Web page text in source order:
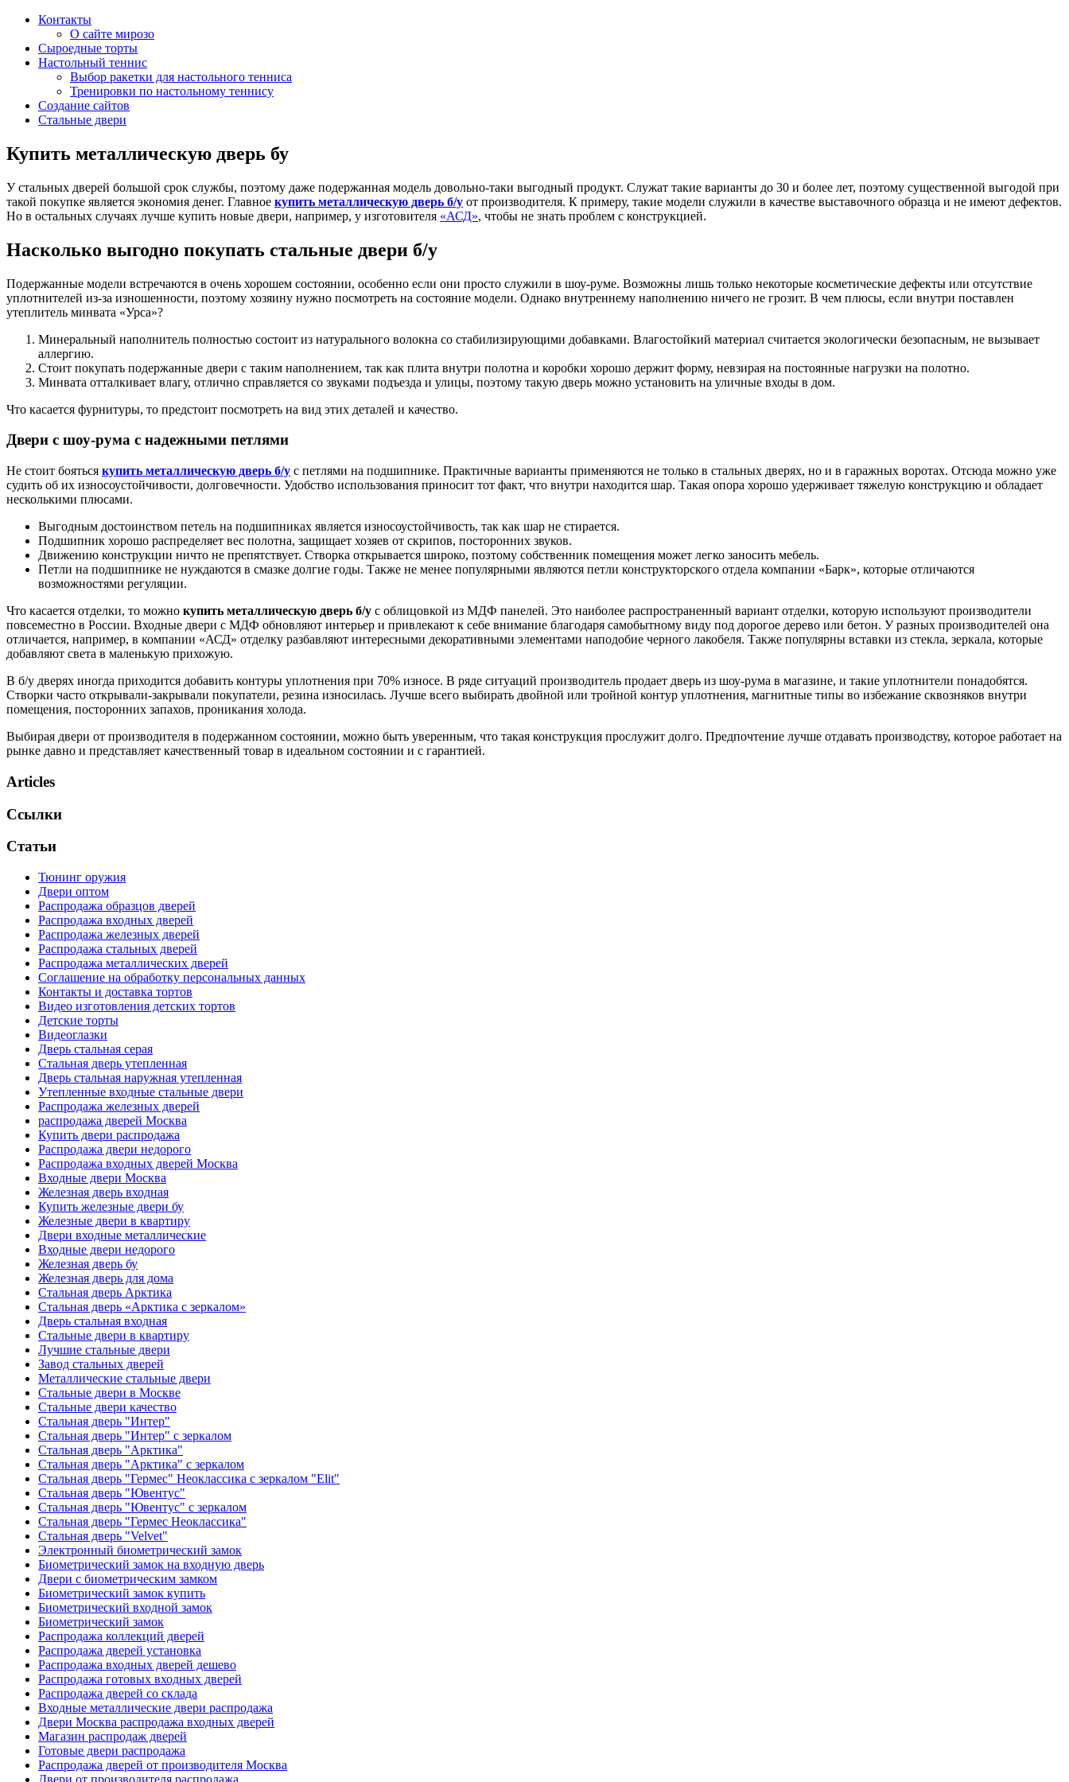
Контакты
О сайте мирозо
Сыроедные торты
Настольный теннис
Выбор ракетки для настольного тенниса
Тренировки по настольному теннису
Создание сайтов
Стальные двери
Купить металлическую дверь бу
У стальных дверей большой срок службы, поэтому даже подержанная модель довольно-таки выгодный продукт. Служат такие варианты до 30 и более лет, поэтому существенной выгодой при
такой покупке является экономия денег. Главное купить металлическую дверь б/у от производителя. К примеру, такие модели служили в качестве выставочного образца и не имеют дефектов.
Но в остальных случаях лучше купить новые двери, например, у изготовителя «АСД», чтобы не знать проблем с конструкцией.
Насколько выгодно покупать стальные двери б/у
Подержанные модели встречаются в очень хорошем состоянии, особенно если они просто служили в шоу-руме. Возможны лишь только некоторые косметические дефекты или отсутствие
уплотнителей из-за изношенности, поэтому хозяину нужно посмотреть на состояние модели. Однако внутреннему наполнению ничего не грозит. В чем плюсы, если внутри поставлен
утеплитель минвата «Урса»?
Минеральный наполнитель полностью состоит из натурального волокна со стабилизирующими добавками. Влагостойкий материал считается экологически безопасным, не вызывает
аллергию.
Стоит покупать подержанные двери с таким наполнением, так как плита внутри полотна и коробки хорошо держит форму, невзирая на постоянные нагрузки на полотно.
Минвата отталкивает влагу, отлично справляется со звуками подъезда и улицы, поэтому такую дверь можно установить на уличные входы в дом.
Что касается фурнитуры, то предстоит посмотреть на вид этих деталей и качество.
Двери с шоу-рума с надежными петлями
Не стоит бояться купить металлическую дверь б/у с петлями на подшипнике. Практичные варианты применяются не только в стальных дверях, но и в гаражных воротах. Отсюда можно уже
судить об их износоустойчивости, долговечности. Удобство использования приносит тот факт, что внутри находится шар. Такая опора хорошо удерживает тяжелую конструкцию и обладает
несколькими плюсами.
Выгодным достоинством петель на подшипниках является износоустойчивость, так как шар не стирается.
Подшипник хорошо распределяет вес полотна, защищает хозяев от скрипов, посторонних звуков.
Движению конструкции ничто не препятствует. Створка открывается широко, поэтому собственник помещения может легко заносить мебель.
Петли на подшипнике не нуждаются в смазке долгие годы. Также не менее популярными являются петли конструкторского отдела компании «Барк», которые отличаются
возможностями регуляции.
Что касается отделки, то можно купить металлическую дверь б/у с облицовкой из МДФ панелей. Это наиболее распространенный вариант отделки, которую используют производители
повсеместно в России. Входные двери с МДФ обновляют интерьер и привлекают к себе внимание благодаря самобытному виду под дорогое дерево или бетон. У разных производителей она
отличается, например, в компании «АСД» отделку разбавляют интересными декоративными элементами наподобие черного лакобеля. Также популярны вставки из стекла, зеркала, которые
добавляют света в маленькую прихожую.
В б/у дверях иногда приходится добавить контуры уплотнения при 70% износе. В ряде ситуаций производитель продает дверь из шоу-рума в магазине, и такие уплотнители понадобятся.
Створки часто открывали-закрывали покупатели, резина износилась. Лучше всего выбирать двойной или тройной контур уплотнения, магнитные типы во избежание сквозняков внутри
помещения, посторонних запахов, проникания холода.
Выбирая двери от производителя в подержанном состоянии, можно быть уверенным, что такая конструкция прослужит долго. Предпочтение лучше отдавать производству, которое работает на
рынке давно и представляет качественный товар в идеальном состоянии и с гарантией.
Articles
Ссылки
Статьи
Тюнинг оружия
Двери оптом
Распродажа образцов дверей
Распродажа входных дверей
Распродажа железных дверей
Распродажа стальных дверей
Распродажа металлических дверей
Соглашение на обработку персональных данных
Контакты и доставка тортов
Видео изготовления детских тортов
Детские торты
Видеоглазки
Дверь стальная серая
Стальная дверь утепленная
Дверь стальная наружная утепленная
Утепленные входные стальные двери
Распродажа железных дверей
распродажа дверей Москва
Купить двери распродажа
Распродажа двери недорого
Распродажа входных дверей Москва
Входные двери Москва
Железная дверь входная
Купить железные двери бу
Железные двери в квартиру
Двери входные металлические
Входные двери недорого
Железная дверь бу
Железная дверь для дома
Стальная дверь Арктика
Стальная дверь «Арктика с зеркалом»
Дверь стальная входная
Стальные двери в квартиру
Лучшие стальные двери
Завод стальных дверей
Металлические стальные двери
Стальные двери в Москве
Стальные двери качество
Стальная дверь "Интер"
Стальная дверь "Интер" с зеркалом
Стальная дверь "Арктика"
Стальная дверь "Арктика" с зеркалом
Стальная дверь "Гермес" Неоклассика с зеркалом "Elit"
Стальная дверь "Ювентус"
Стальная дверь "Ювентус" с зеркалом
Стальная дверь "Гермес Неоклассика"
Стальная дверь "Velvet"
Электронный биометрический замок
Биометрический замок на входную дверь
Двери с биометрическим замком
Биометрический замок купить
Биометрический входной замок
Биометрический замок
Распродажа коллекций дверей
Распродажа дверей установка
Распродажа входных дверей дешево
Распродажа готовых входных дверей
Распродажа дверей со склада
Входные металлические двери распродажа
Двери Москва распродажа входных дверей
Магазин распродаж дверей
Готовые двери распродажа
Распродажа дверей от производителя Москва
Двери от производителя распродажа